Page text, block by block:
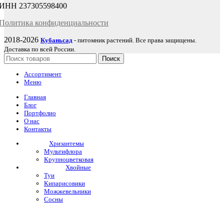
237305598400
конфиденциальности
2018-2026 Кубаньсад - питомник растений. Все права защищены.
Доставка по всей России.
Поиск
Ассортимент
Меню
Главная
Блог
Портфолио
О нас
Контакты
Хризантемы
Мультифлора
Крупноцветковая
Хвойные
Туи
Кипарисовики
Можжевельники
Сосны